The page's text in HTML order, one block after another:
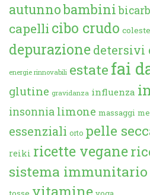
autunnobambini
capelli cibo crudo
depurazione detersivi
energie rinnovabili estate fai
glutine gravidanza influenza
insonnia limone massaggi
essenziali orto pelle
reiki ricette vegane
sistema immunitario
vitamine